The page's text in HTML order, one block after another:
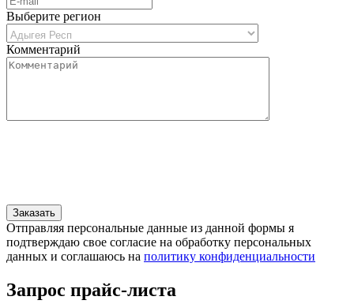
Выберите регион
Комментарий
Отправляя персональные данные из данной формы я
подтверждаю свое согласие на обработку персональных
данных и соглашаюсь на политику конфиденциальности
Запрос прайс-листа